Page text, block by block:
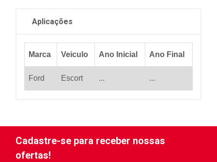
Aplicações
Marca Veiculo Ano Inicial Ano Final
Ford Escort ... ...
Cadastre-se para receber nossas
ofertas!